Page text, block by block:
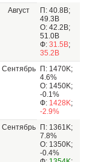
Август
П: 40.8B;
49.3B
О: 42.2B;
51.0B
Ф: 31.5B;
35.2B
Сентябрь
П: 1470K;
4.6%
О: 1450K;
-0.1%
Ф: 1428K;
-2.9%
Сентябрь
П: 1361K;
7.8%
О: 1350K;
-0.4%